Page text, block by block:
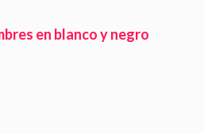
en blanco y negro